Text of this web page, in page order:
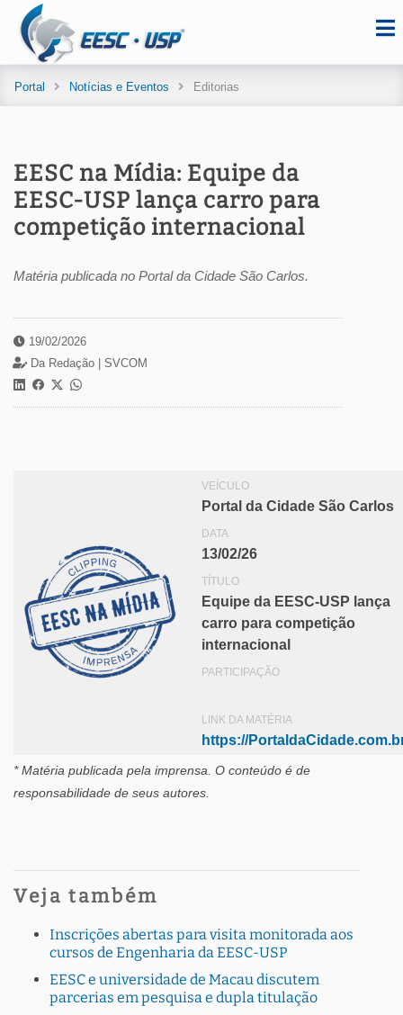
Portal Notícias e Eventos Editorias
EESC na Mídia: Equipe da
EESC-USP lança carro para
competição internacional
Matéria publicada no Portal da Cidade São Carlos.
19/02/2026
Da Redação | SVCOM
VEÍCULO
Portal da Cidade São Carlos
DATA
13/02/26
TÍTULO
Equipe da EESC-USP lança
carro para competição
internacional
PARTICIPAÇÃO
LINK DA MATÉRIA
https://
* Matéria publicada pela imprensa . O conteúdo é de
responsabilidade de seus autores.
Veja também
Inscrições abertas para visita monitorada aos
cursos de Engenharia da EESC-USP
EESC e universidade de Macau discutem
parcerias em pesquisa e dupla titulação